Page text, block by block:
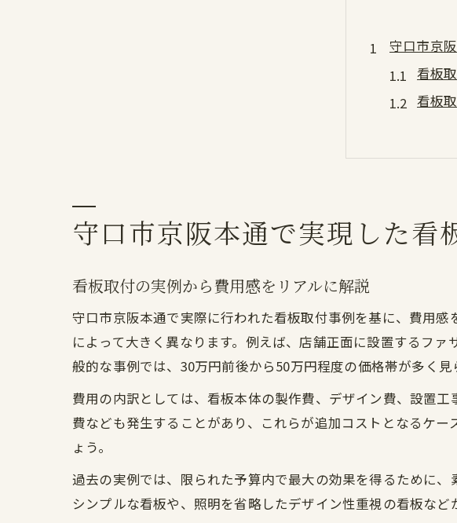
守口市京
看板
看板
看板
スナ
看板
看板
野立
初めての
初め
看板
スナ
袖看
守口市京阪本通で実現した看
看板取付の実例から費用感をリアルに解説
守口市京阪本通で実際に行われた看板取付事例を基に、費用
によって大きく異なります。例えば、店舗正面に設置するフ
般的な事例では、30万円前後から50万円程度の価格帯が多く見
費用の内訳としては、看板本体の製作費、デザイン費、設置
費なども発生することがあり、これらが追加コストとなるケ
ょう。
過去の実例では、限られた予算内で最大の効果を得るために
シンプルな看板や、照明を省略したデザイン性重視の看板な